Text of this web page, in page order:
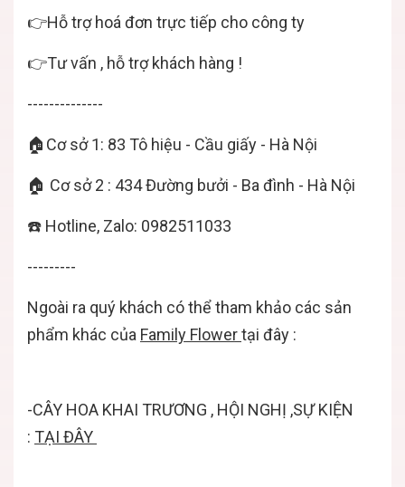
👉Hỗ trợ hoá đơn trực tiếp cho công ty
👉Tư vấn , hỗ trợ khách hàng !
--------------
🏠Cơ sở 1: 83 Tô hiệu - Cầu giấy - Hà Nội
🏠 Cơ sở 2 : 434 Đường bưởi - Ba đình - Hà Nội
☎️ Hotline, Zalo: 0982511033
---------
Ngoài ra quý khách có thể tham khảo các sản
phẩm khác của Family Flowertại đây :
-CÂY HOA KHAI TRƯƠNG , HỘI NGHỊ ,SỰ KIỆN
: TẠI ĐÂY